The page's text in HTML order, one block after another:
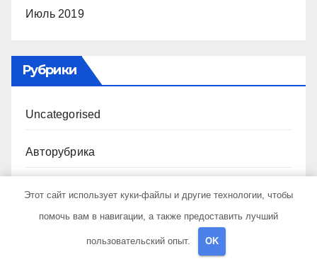
Июль 2019
Рубрики
Uncategorised
Авторубрика
Достопримечательности
Этот сайт использует куки-файлы и другие технологии, чтобы
помочь вам в навигации, а также предоставить лучший
пользовательский опыт. OK